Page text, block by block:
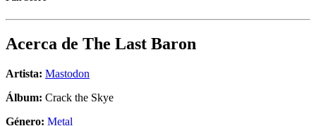
Acerca de The Last Baron
Artista: Mastodon
Álbum: Crack the Skye
Género: Metal